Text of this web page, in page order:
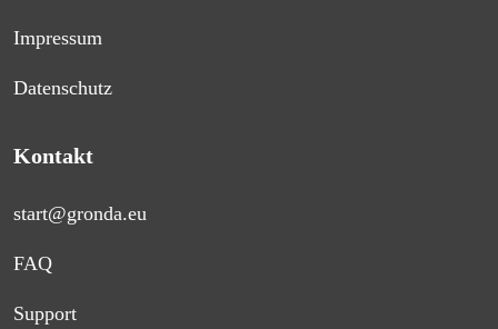
Impressum
Datenschutz
Kontakt
start@gronda.eu
FAQ
Support